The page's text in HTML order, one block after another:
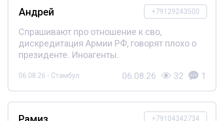
+79129243500
Андрей
Спрашивают про отношение к сво,
дискредитация Армии РФ, говорят плохо о
президенте. Иноагенты.
06.08.26 - Стамбул 06.08.26 32 1
+79104342734